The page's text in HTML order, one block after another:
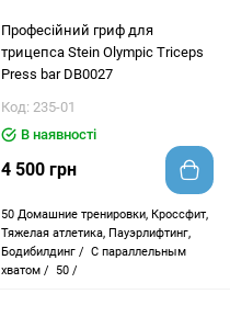
Професійний гриф для
трицепса Stein Оlympic Triceps
Press bar DB0027
Код: 235-01
В наявності
4 500 грн
50 Домашние тренировки, Кроссфит,
Тяжелая атлетика, Пауэрлифтинг,
Бодибилдинг / С параллельным
хватом /
50 /